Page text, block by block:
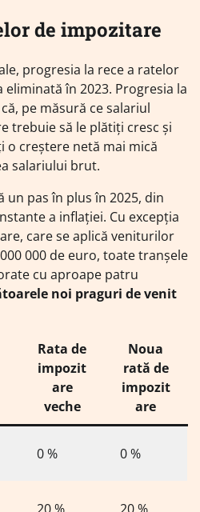
de impozitare
progresia la rece a ratelor
în 2023. Progresia la
pe măsură ce salariul
trebuie să le plătiți cresc și
o creștere netă mai mică
salariului brut.
un pas în plus în 2025, din
a inflației. Cu excepția
care se aplică veniturilor
000 de euro, toate tranșele
cu aproape patru
noi praguri de venit
Rata de
impozit
are
veche
Noua
rată de
impozit
are
0 % 0 %